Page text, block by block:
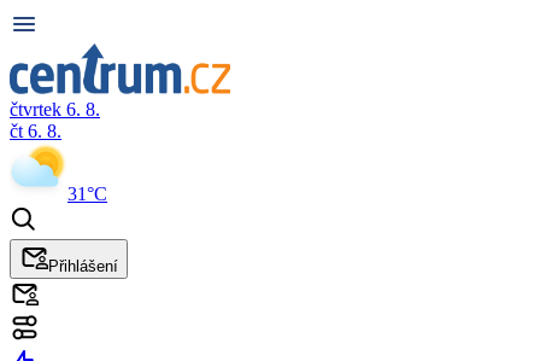
čtvrtek 6. 8.
čt 6. 8.
31°C
Přihlášení